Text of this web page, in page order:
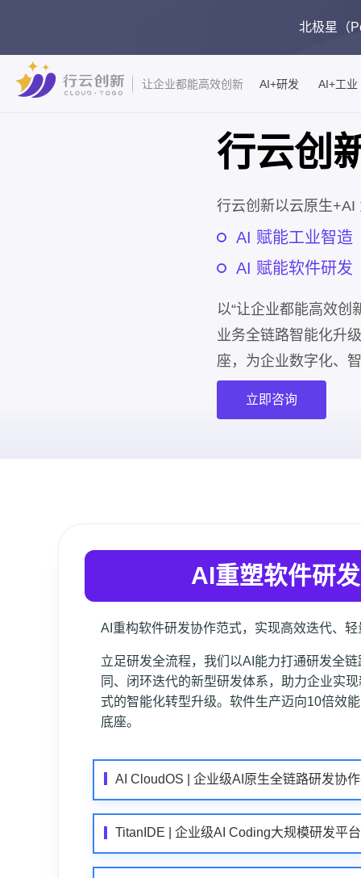
北极星（
让企业都能高效创新 AI+研发 AI+工业
行云创
行云创新以云原生+AI
AI 赋能工业智造
AI 赋能软件研发
以“让企业都能高效创
业务全链路智能化升
座，为企业数字化、
立即咨询
AI重塑软件研
AI重构软件研发协作范式，实现高效迭代、
立足研发全流程，我们以AI能力打通研发全
同、闭环迭代的新型研发体系，助力企业实
式的智能化转型升级。软件生产迈向10倍效
底座。
AI CloudOS | 企业级AI原生全链路研发协
TitanIDE | 企业级AI Coding大规模研发平台